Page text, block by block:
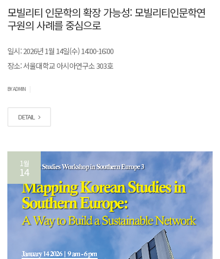
모빌리티 인문학의 확장 가능성: 모빌리티인문학연
구원의 사례를 중심으로
일시: 2026년 1월 14일(수) 14:00-16:00
장소: 서울대학교 아시아연구소 303호
BY ADMIN
DETAIL
1월
14